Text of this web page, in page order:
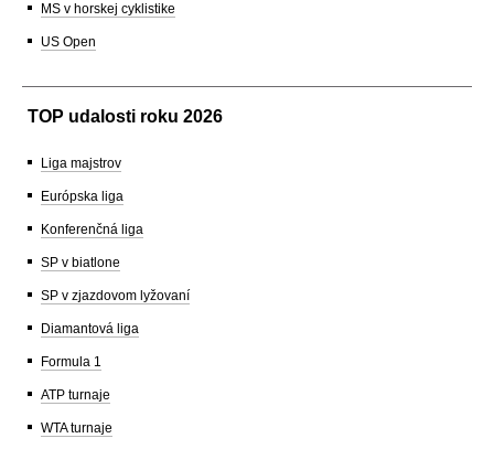
MS v horskej cyklistike
US Open
TOP udalosti roku 2026
Liga majstrov
Európska liga
Konferenčná liga
SP v biatlone
SP v zjazdovom lyžovaní
Diamantová liga
Formula 1
ATP turnaje
WTA turnaje